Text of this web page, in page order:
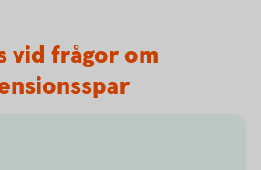
vid frågor om